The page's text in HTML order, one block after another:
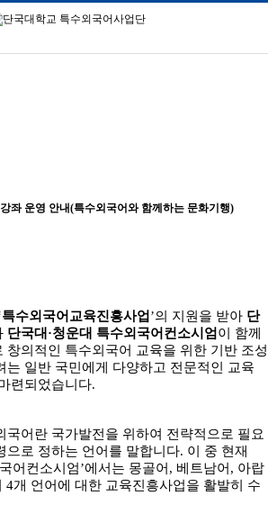
좌 운영 안내(특수외국어와 함께하는 문화기행)
특수외국어교육진흥사업 ’의 지원을 받아 단
단국대 ·청운대 특수외국어컨소시엄이 함께
창의적인 특수외국어 교육을 위한 기반 조성
는 일반 국민에게 다양하고 전문적인 교육
련되었습니다.
국어란 국가발전을 위하여 전략적으로 필요
으로 정하는 언어를 말합니다. 이 중 현재
어컨소시엄’에서는 몽골어 , 베트남어 , 아랍
4개 언어에 대한 교육진흥사업을 활발히 수